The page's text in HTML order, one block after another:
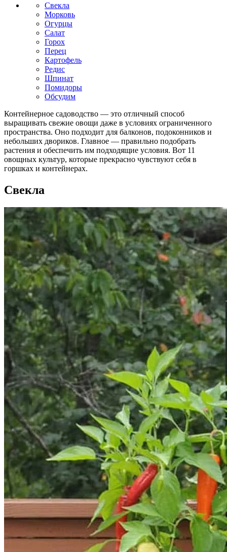
Свекла
Морковь
Огурцы
Салат
Горох
Перец
Картофель
Редис
Шпинат
Помидоры
Обсудим
Контейнерное садоводство — это отличный способ
выращивать свежие овощи даже в условиях ограниченного
пространства. Оно подходит для балконов, подоконников и
небольших двориков. Главное — правильно подобрать
растения и обеспечить им подходящие условия. Вот 11
овощных культур, которые прекрасно чувствуют себя в
горшках и контейнерах.
Свекла